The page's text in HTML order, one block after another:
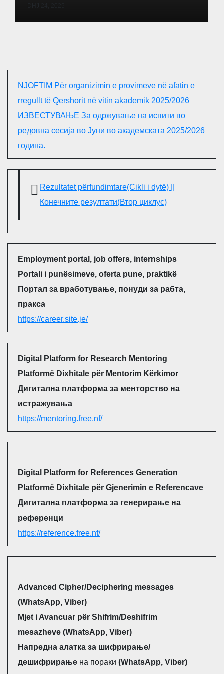
NJOFTIM Për organizimin e provimeve në afatin e
rregullt të Qershorit në vitin akademik 2025/2026
ИЗВЕСТУВАЊЕ За одржување на испити во
редовна сесија во Јуни во академската 2025/2026
година.
Rezultatet përfundimtare(Cikli i dytë) ||
Конечните резултати(Втор циклус)
Employment portal, job offers, internships
Portali i punësimeve, oferta pune, praktikë
Портал за вработување, понуди за рабта,
пракса
https://career.site.je/
Digital Platform for Research Mentoring
Platformë Dixhitale për Mentorim Kërkimor
Дигитална платформа за менторство на
истражувања
https://mentoring.free.nf/
Digital Platform for References Generation
Platformë Dixhitale për Gjenerimin e Referencave
Дигитална платформа за генерирање на
референци
https://reference.free.nf/
Advanced Cipher/Deciphering messages
(WhatsApp, Viber)
Mjet i Avancuar për Shifrim/Deshifrim
mesazheve (WhatsApp, Viber)
Напредна алатка за шифрирање/
дешифрирање на пораки (WhatsApp, Viber)